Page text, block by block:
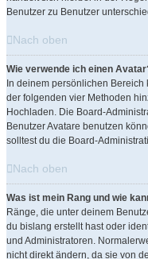
Benutzer zu Benutzer
Nach oben
Wie verwende ich einen
In deinem persönlichen Bereich
der folgenden vier Methoden
Hochladen. Die Board-
Benutzer Avatare benutzen
solltest du die Board-
Nach oben
Was ist mein Rang und wie
Ränge, die unter deinem
du bislang erstellt hast oder
und Administratoren.
nicht direkt ändern, da sie von